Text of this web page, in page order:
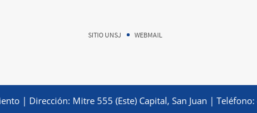
SITIO UNSJ WEBMAIL
| Dirección: Mitre 555 (Este) Capital, San Juan |